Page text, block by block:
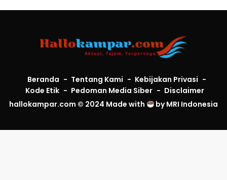
Beranda Tentang Kami
Kebijakan Privasi
Kode Etik
Pedoman Media Siber
Disclaimer
hallokampar.com © 2024 Made with
byMRI Indonesia